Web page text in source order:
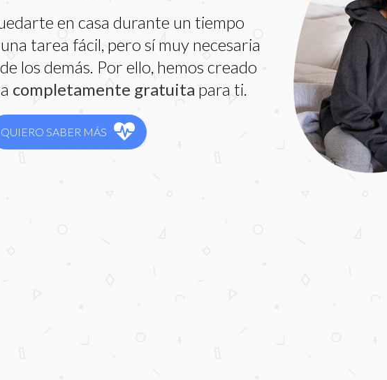
en casa durante un tiempo
tarea fácil, pero sí muy necesaria
los demás. Por ello, hemos creado
completamente gratuita para ti.
QUIERO SABER MÁS